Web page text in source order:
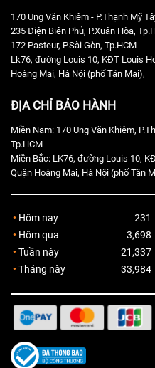
170 Ung Văn Khiêm - P.Thạnh Mỹ
235 Điện Biên Phủ, P.Xuân Hòa,
172 Pasteur, P.Sài Gòn, Tp.HCM
Lk76, đường Louis 10, KĐT Louis
Hoàng Mai, Hà Nội (phố Tân Mai),
ĐỊA CHỈ BẢO HÀNH
Miền Nam: 170 Ung Văn Khiêm,
Tp.HCM
Miền Bắc: LK76, đường Louis 10,
Quận Hoàng Mai, Hà Nội (phố Tân
Hôm nay
231
Hôm qua
3,698
Tuần này
21,337
Tháng này
33,984